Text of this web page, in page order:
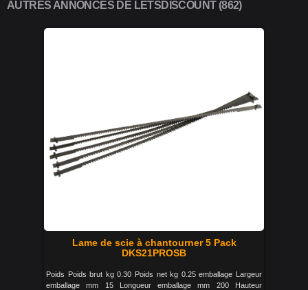
AUTRES ANNONCES DE LETSDISCOUNT (862)
Lame de scie à chantourner 5 Pack
DKS21PROSB
Poids Poids brut kg 0.30 Poids net kg 0.25 emballage Largeur
emballage mm 15 Longueur emballage mm 200 Hauteur